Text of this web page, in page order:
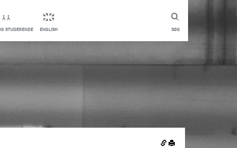
SØG
STUDERENDE ENGLISH